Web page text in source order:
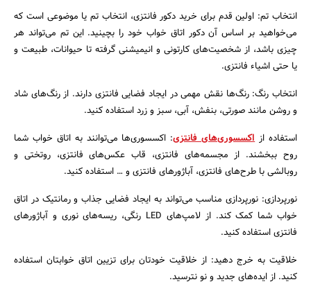
انتخاب تم: اولین قدم برای خرید دکور فانتزی، انتخاب تم یا موضوعی است که
می‌خواهید بر اساس آن دکور اتاق خواب خود را بچینید. این تم می‌تواند هر
چیزی باشد، از شخصیت‌های کارتونی و انیمیشنی گرفته تا حیوانات، طبیعت و
یا حتی اشیاء فانتزی.
انتخاب رنگ: رنگ‌ها نقش مهمی در ایجاد فضایی فانتزی دارند. از رنگ‌های شاد
و روشن مانند صورتی، بنفش، آبی، سبز و زرد استفاده کنید.
استفاده ازاکسسوری‌های فانتزی: اکسسوری‌ها می‌توانند به اتاق خواب شما
روح ببخشند. از مجسمه‌های فانتزی، قاب عکس‌های فانتزی، روتختی و
روبالشی با طرح‌های فانتزی، آباژورهای فانتزی و … استفاده کنید.
نورپردازی: نورپردازی مناسب می‌تواند به ایجاد فضایی جذاب و رمانتیک در اتاق
خواب شما کمک کند. از لامپ‌های LED رنگی، ریسه‌های نوری و آباژورهای
فانتزی استفاده کنید.
خلاقیت به خرج دهید: از خلاقیت خودتان برای تزیین اتاق خوابتان استفاده
کنید. از ایده‌های جدید و نو نترسید.